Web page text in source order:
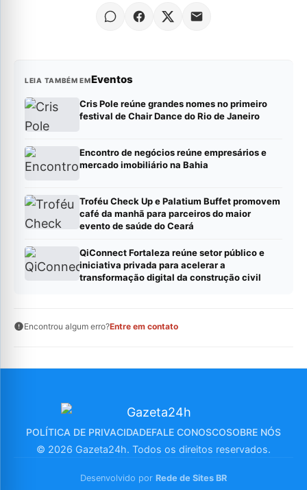
LEIA TAMBÉM EMEventos
Cris Pole reúne grandes nomes no primeiro
festival de Chair Dance do Rio de Janeiro
Encontro de negócios reúne empresários e
mercado imobiliário na Bahia
Troféu Check Up e Palatium Buffet promovem
café da manhã para parceiros do maior
evento de saúde do Ceará
QiConnect Fortaleza reúne setor público e
iniciativa privada para acelerar a
transformação digital da construção civil
Encontrou algum erro?Entre em contato
POLÍTICA DE PRIVACIDADEFALE CONOSCOSOBRE NÓS
© 2026 Gazeta24h. Todos os direitos reservados.
Desenvolvido por Rede de Sites BR